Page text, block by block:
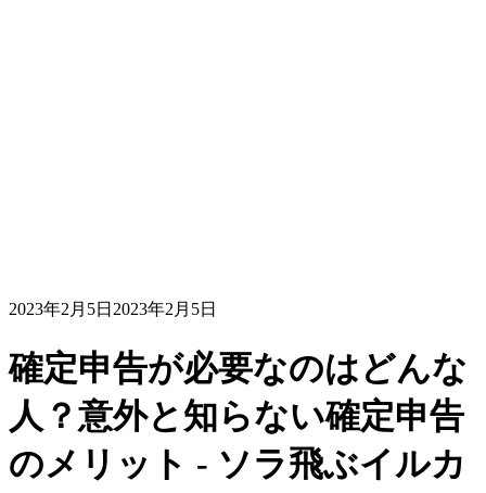
2023年2月5日 2023年2月5日
確定申告が必要なのはどんな
人？意外と知らない確定申告
のメリット - ソラ飛ぶイルカ